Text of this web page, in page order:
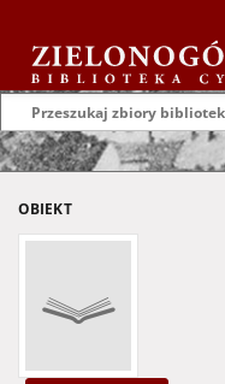
OBIEKT